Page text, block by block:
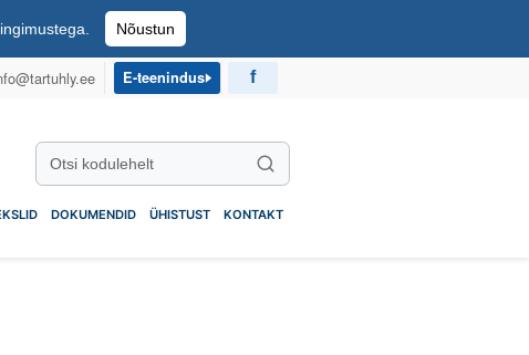
Nõustun
E-teenindus
Otsi kodulehelt
Otsi
DOKUMENDID ÜHISTUST KONTAKT